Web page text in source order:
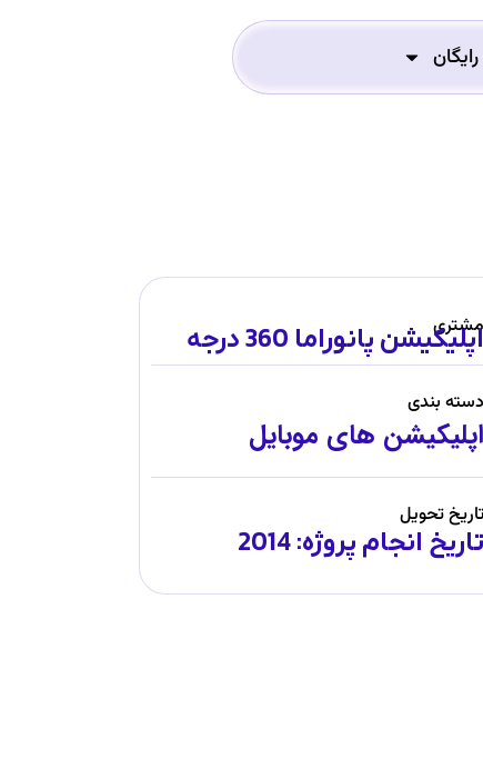
مشتری
اپلیکیشن پانوراما 360 درجه
دسته بندی
اپلیکیشن های موبایل
تاریخ تحویل
تاریخ انجام پروژه: 2014